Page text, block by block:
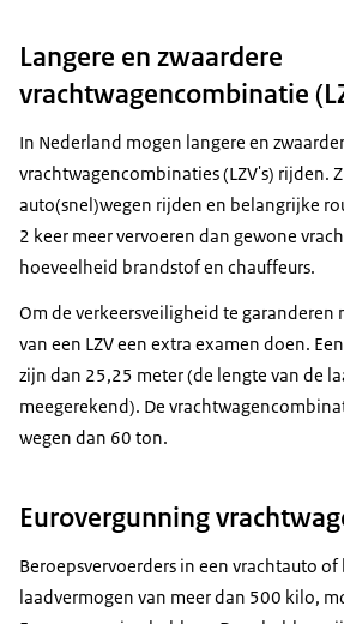
Langere en zwaardere
vrachtwagencombinatie
In Nederland mogen langere en
vrachtwagencombinaties (LZV's) rijden.
auto(snel)wegen rijden en belangrijke
2 keer meer vervoeren dan gewone
hoeveelheid brandstof en chauffeurs.
Om de verkeersveiligheid te garanderen
van een LZV een extra examen doen.
zijn dan 25,25 meter (de lengte van de
meegerekend). De
wegen dan 60 ton.
Eurovergunning
Beroepsvervoerders in een vrachtauto
laadvermogen van meer dan 500 kilo,